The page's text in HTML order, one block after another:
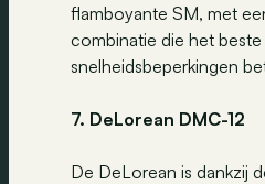
flamboyante SM, met
combinatie die het
snelheidsbeperkingen
7. DeLorean DMC-12
De DeLorean is dankzij